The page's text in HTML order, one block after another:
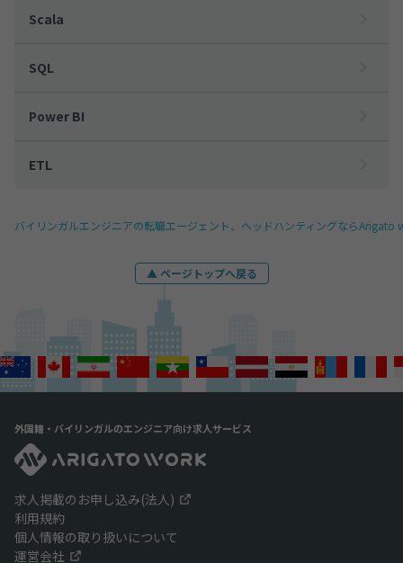
Scala
SQL
Power BI
ETL
バイリンガルエンジニアの転職エージェント、ヘッドハンティングならArigato
▲ ページトップへ戻る
外国籍・バイリンガルのエンジニア向け求人サービス
求人掲載のお申し込み(法人)
利用規約
個人情報の取り扱いについて
運営会社